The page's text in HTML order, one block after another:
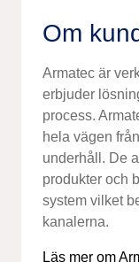
Om
Armatec är
erbjuder
process.
hela vägen
underhåll. De
produkter och
system vilket
kanalerna.
Läs mer om